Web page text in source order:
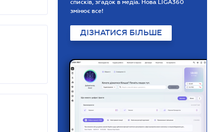
списків, згадок в медіа. Нова LIGA360
змінює все!
ДІЗНАТИСЯ БІЛЬШЕ